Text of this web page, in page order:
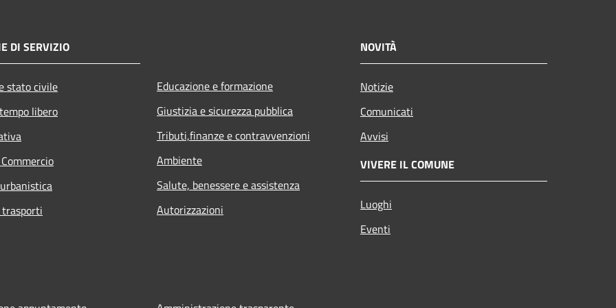
DI SERVIZIO
stato civile
libero
Educazione e formazione
Giustizia e sicurezza pubblica
Tributi,finanze e contravvenzioni
Ambiente
Salute, benessere e assistenza
Autorizzazioni
NOVITÀ
Notizie
Comunicati
Avvisi
VIVERE IL COMUNE
Luoghi
Eventi